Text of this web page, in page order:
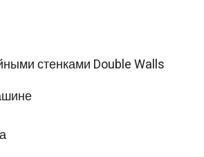
стенками Double Walls